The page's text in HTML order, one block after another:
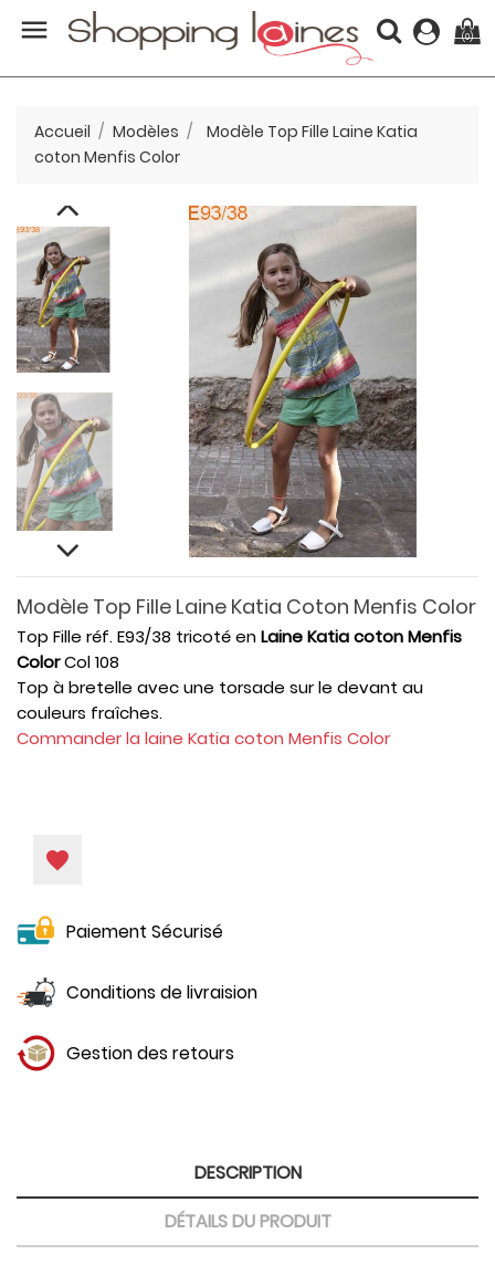
 (0)
Accueil Modèles
Modèle Top Fille Laine Katia
coton Menfis Color
Modèle Top Fille Laine Katia Coton Menfis Color
Top Fille réf. E93/38 tricoté enLaine Katia coton Menfis
ColorCol 108
Top à bretelle avec une torsade sur le devant au
couleurs fraîches.
Commander la laine Katia coton Menfis Color
favorite
Paiement Sécurisé
Conditions de livraision
Gestion des retours
DESCRIPTION
DÉTAILS DU PRODUIT